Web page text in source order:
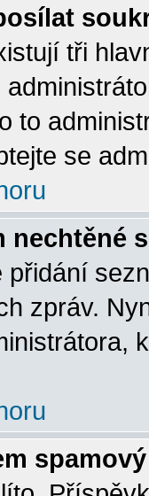
tři
to
se
nechtěné
přidání
zpráv.